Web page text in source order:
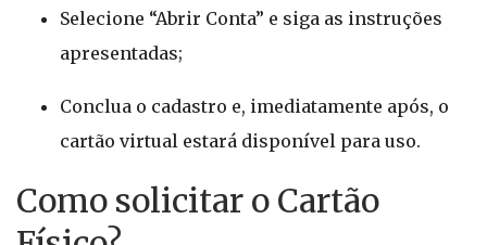
Selecione “Abrir Conta” e siga as instruções
apresentadas;
Conclua o cadastro e, imediatamente após, o
cartão virtual estará disponível para uso.
Como solicitar o Cartão